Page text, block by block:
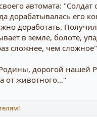
автомата:
его
доработать.
в земле, болоте,
сложнее, чем
дорогой нашей
от животного…"